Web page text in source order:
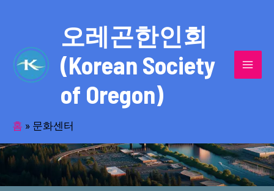
오레곤한인회
(Korean Society
of Oregon)
홈 » 문화센터
스포츠와 문화활동의 중심인 문화센터